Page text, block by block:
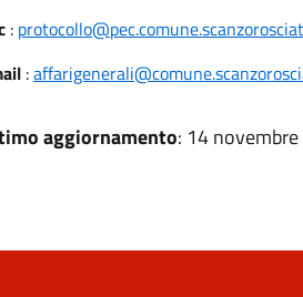
:
:
aggiornamento: 14